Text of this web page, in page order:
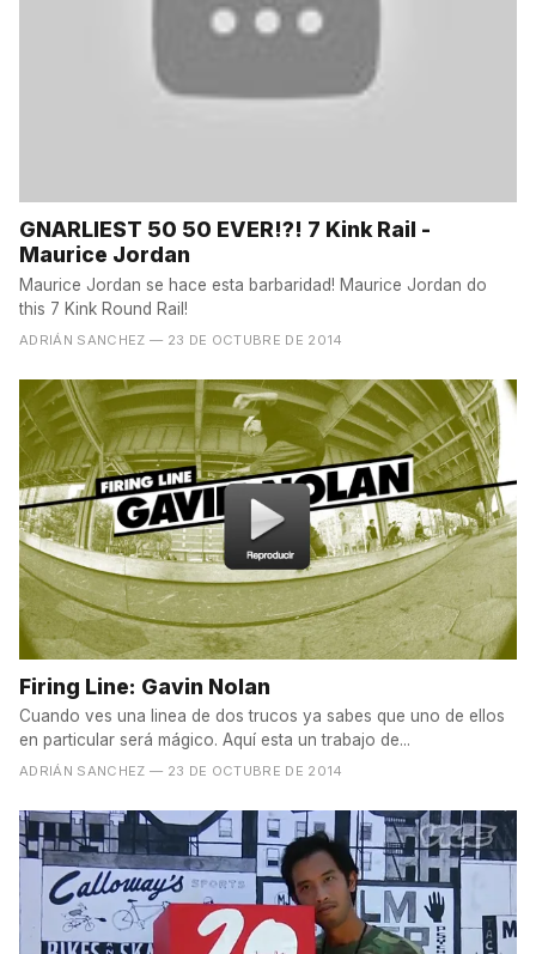
GNARLIEST 50 50 EVER!?! 7 Kink Rail -
Maurice Jordan
Maurice Jordan se hace esta barbaridad! Maurice Jordan do
this 7 Kink Round Rail!
ADRIÁN SANCHEZ — 23 DE OCTUBRE DE 2014
Firing Line: Gavin Nolan
Cuando ves una linea de dos trucos ya sabes que uno de ellos
en particular será mágico. Aquí esta un trabajo de...
ADRIÁN SANCHEZ — 23 DE OCTUBRE DE 2014